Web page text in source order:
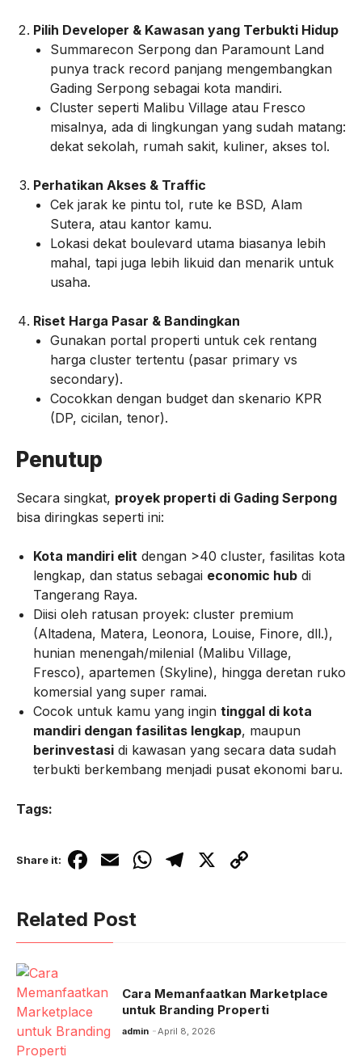
Pilih Developer & Kawasan yang Terbukti Hidup
Summarecon Serpong dan Paramount Land
punya track record panjang mengembangkan
Gading Serpong sebagai kota mandiri.
Cluster seperti Malibu Village atau Fresco
misalnya, ada di lingkungan yang sudah matang:
dekat sekolah, rumah sakit, kuliner, akses tol.
Perhatikan Akses & Traffic
Cek jarak ke pintu tol, rute ke BSD, Alam
Sutera, atau kantor kamu.
Lokasi dekat boulevard utama biasanya lebih
mahal, tapi juga lebih likuid dan menarik untuk
usaha.
Riset Harga Pasar & Bandingkan
Gunakan portal properti untuk cek rentang
harga cluster tertentu (pasar primary vs
secondary).
Cocokkan dengan budget dan skenario KPR
(DP, cicilan, tenor).
Penutup
Secara singkat, proyek properti di Gading Serpong
bisa diringkas seperti ini:
Kota mandiri elitdengan >40 cluster, fasilitas kota
lengkap, dan status sebagai economic hubdi
Tangerang Raya.
Diisi oleh ratusan proyek: cluster premium
(Altadena, Matera, Leonora, Louise, Finore, dll.),
hunian menengah/milenial (Malibu Village,
Fresco), apartemen (Skyline), hingga deretan ruko
komersial yang super ramai.
Cocok untuk kamu yang ingin tinggal di kota
mandiri dengan fasilitas lengkap, maupun
berinvestasidi kawasan yang secara data sudah
terbukti berkembang menjadi pusat ekonomi baru.
Tags:
Share it: F
c
e
o
o
k
E
ail
W
at
s
p
p
T
m
X C
n
k
Related Post
Cara Memanfaatkan Marketplace
untuk Branding Properti
admin April 8, 2026